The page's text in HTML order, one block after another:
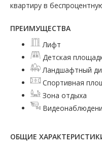
квартиру в
ПРЕИМУЩЕСТВА
Лифт
Детская
Ландшафтный
Спортивная
Зона отдыха
ОБЩИЕ